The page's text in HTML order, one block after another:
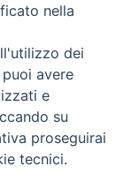
nella
dei
avere
e
su
proseguirai
tecnici.